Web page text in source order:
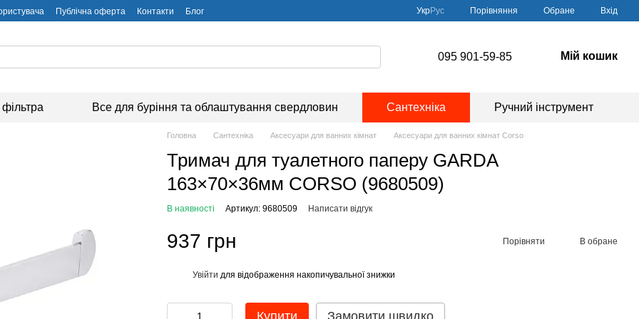
Публічна оферта Контакти Блог УкрРус Порівняння Обране Вхід
095 901-59-85 Мій кошик
Все для буріння та облаштування свердловин Сантехніка Ручний інструмент
Головна Сантехніка Аксесуари для ванних кімнат Аксесуари для ванних кімнат Corso
Тримач для туалетного паперу GARDA
163×70×36мм CORSO (9680509)
В наявності Артикул: 9680509 Написати відгук
937 грн Порівняти В обране
Увійти для відображення накопичувальної знижки
Купити Замовити швидко